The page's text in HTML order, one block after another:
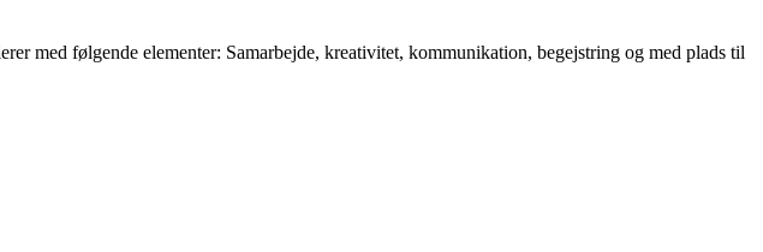
med følgende elementer: Samarbejde, kreativitet, kommunikation, begejstring og med plads til